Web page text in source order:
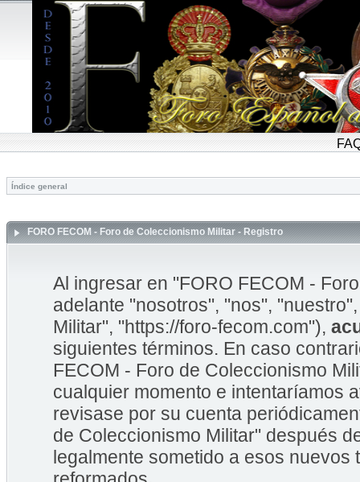
Índice general
FORO FECOM - Foro de Coleccionismo Militar - Registro
Al ingresar en "FORO FECOM -
adelante "nosotros", "nos",
Militar", "https://foro-fecom.com"),
siguientes términos. En caso
FECOM - Foro de Coleccionismo
cualquier momento e intentaríamos
revisase por su cuenta
de Coleccionismo Militar" después
legalmente sometido a esos